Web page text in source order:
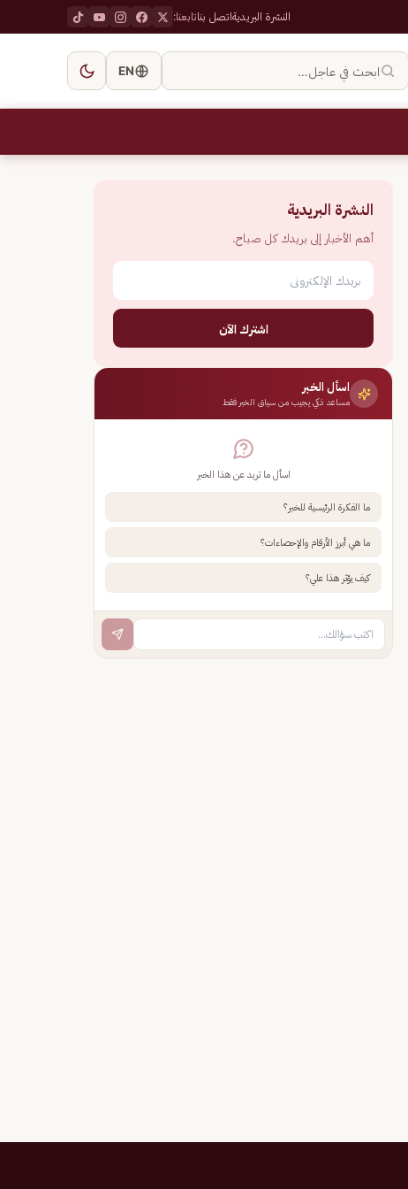
النشرة البريديةاتصل بناتابعنا:
ابحث في عاجل… EN
النشرة البريدية
أهم الأخبار إلى بريدك كل صباح.
اشترك الآن
اسأل الخبر
مساعد ذكي يجيب من سياق الخبر فقط
اسأل ما تريد عن هذا الخبر
ما الفكرة الرئيسية للخبر؟
ما هي أبرز الأرقام والإحصاءات؟
كيف يؤثر هذا علي؟